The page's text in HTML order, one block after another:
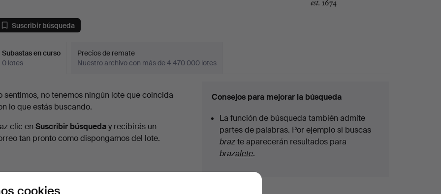
Suscribir búsqueda
Subastas en curso
0 lotes
Precios de remate
Nuestro archivo con más de 4 470 000 lotes
sentimos, no tenemos ningún lote que coincida
lo que estás buscando.
clic enSuscribir búsqueday recibirás un
tan pronto como dispongamos del lote.
Consejos para mejorar la búsqueda
La función de búsqueda también admite
partes de palabras. Por ejemplo si buscas
brazte aparecerán resultados para
brazalete.
cookies